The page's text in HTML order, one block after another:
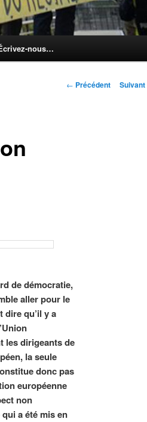
nous…
Navigation
← Précédent Suivant
de démocratie,
aller pour le
dire qu’il y a
les dirigeants de
la seule
donc pas
européenne
non
a été mis en